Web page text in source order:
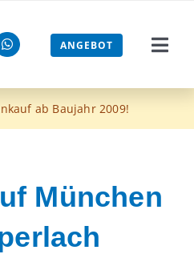
ANGEBOT
ab Baujahr 2009!
München